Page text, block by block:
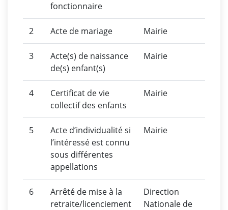
fonctionnaire
2 Acte de mariage Mairie
3
Acte(s) de naissance
de(s) enfant(s)
Mairie
4
Certificat de vie
collectif des enfants
Mairie
5
Acte d’individualité si
l’intéressé est connu
sous différentes
appellations
Mairie
6
Arrêté de mise à la
retraite/licenciement
Direction
Nationale de